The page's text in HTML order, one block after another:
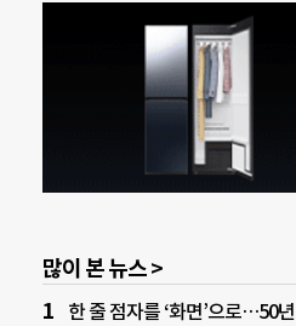
많이 본 뉴스 >
한 줄 점자를 ‘화면’으로…50